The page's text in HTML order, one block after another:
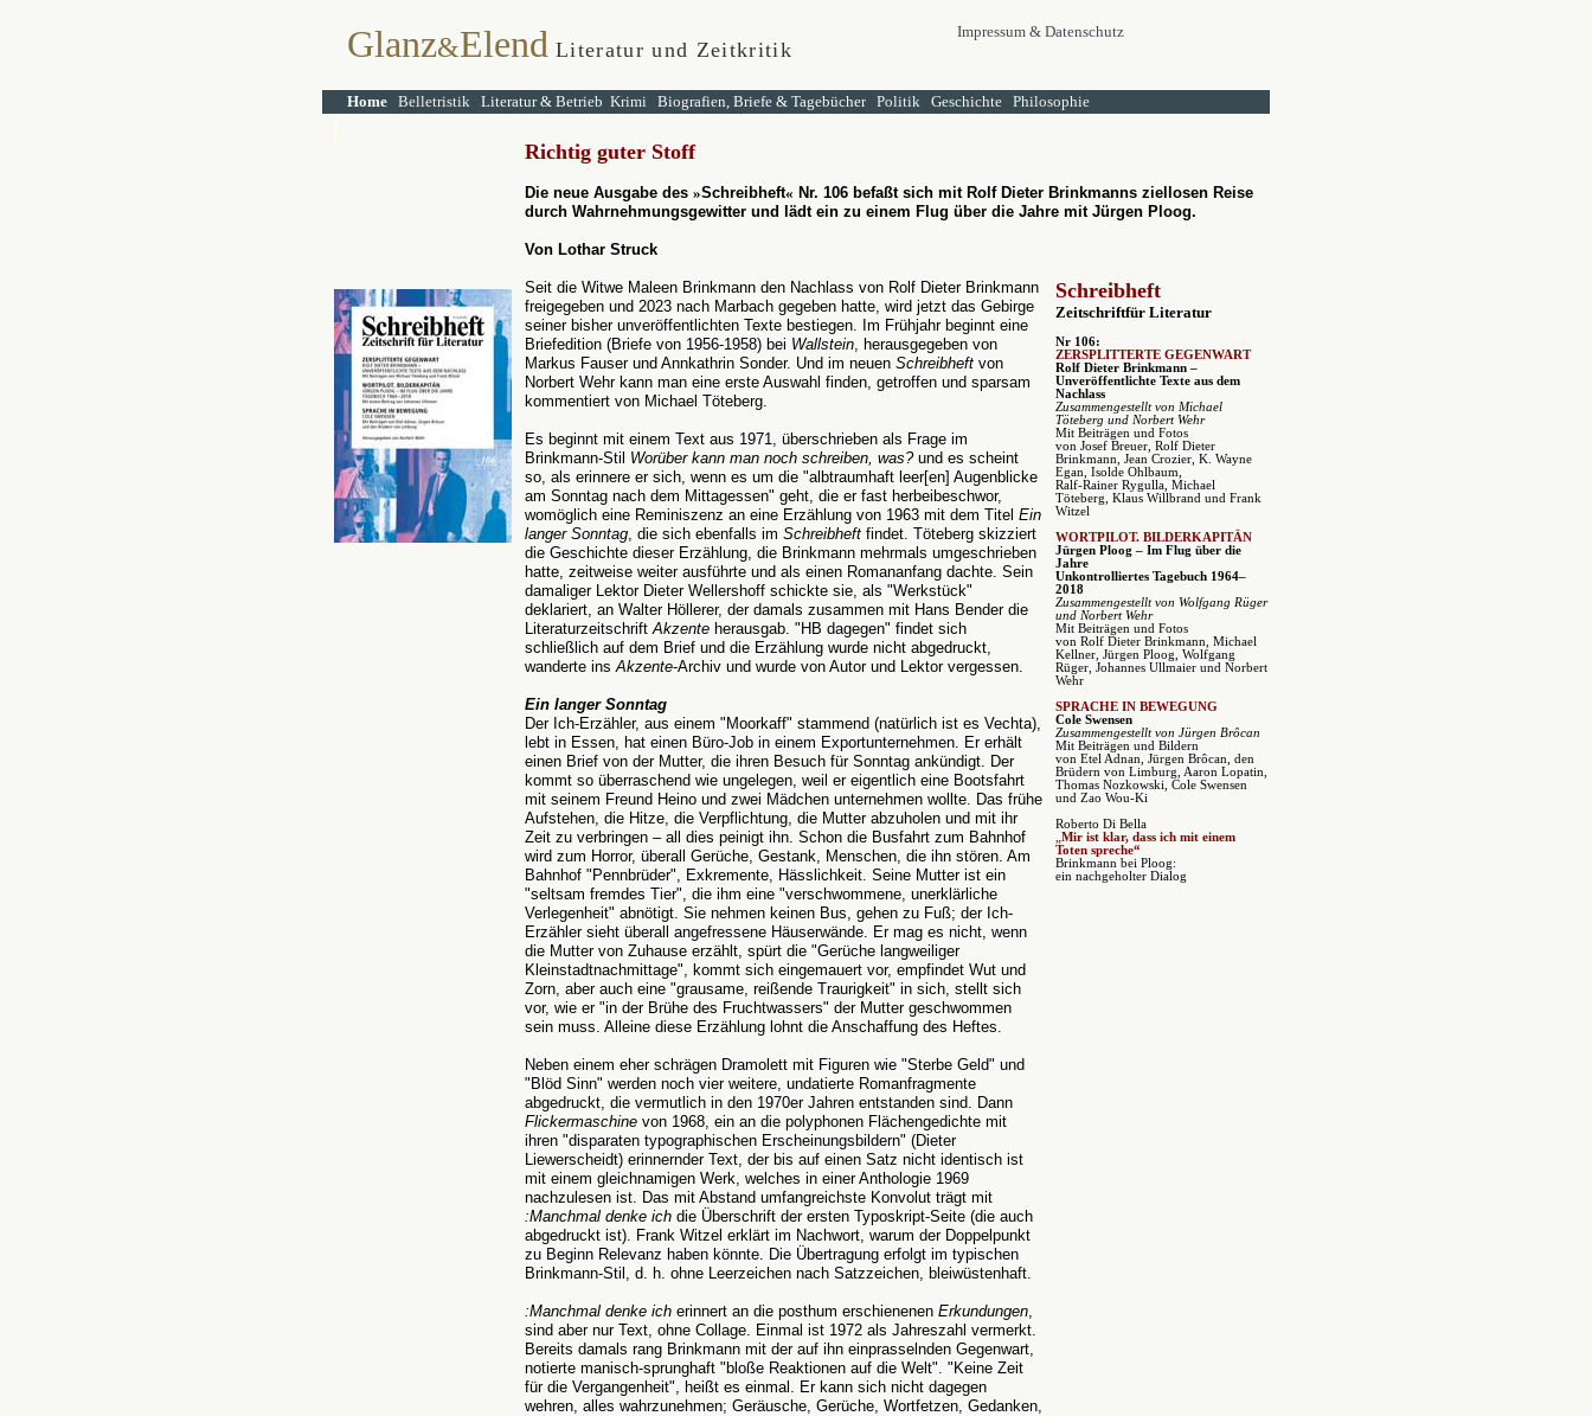
Glanz&Elend Literatur und Zeitkritik
Impressum & Datenschutz
Home Belletristik Literatur & Betrieb Krimi Biografien, Briefe & Tagebücher Politik Geschichte Philosophie
Richtig guter Stoff
Die neue Ausgabe des »Schreibheft« Nr. 106 befaßt sich mit Rolf Dieter Brinkmanns ziellosen Reise
durch Wahrnehmungsgewitter und lädt ein zu einem Flug über die Jahre mit Jürgen Ploog.
Von Lothar Struck
Seit die Witwe Maleen Brinkmann den Nachlass von Rolf Dieter Brinkmann
freigegeben und 2023 nach Marbach gegeben hatte, wird jetzt das Gebirge
seiner bisher unveröffentlichten Texte bestiegen. Im Frühjahr beginnt eine
Briefedition (Briefe von 1956-1958) bei Wallstein, herausgegeben von
Markus Fauser und Annkathrin Sonder. Und im neuen Schreibheft von
Norbert Wehr kann man eine erste Auswahl finden, getroffen und sparsam
kommentiert von Michael Töteberg.
Es beginnt mit einem Text aus 1971, überschrieben als Frage im
Brinkmann-Stil Worüber kann man noch schreiben, was?und es scheint
so, als erinnere er sich, wenn es um die "albtraumhaft leer[en] Augenblicke
am Sonntag nach dem Mittagessen" geht, die er fast herbeibeschwor,
womöglich eine Reminiszenz an eine Erzählung von 1963 mit dem Titel Ein
langer Sonntag, die sich ebenfalls im Schreibheft findet. Töteberg skizziert
die Geschichte dieser Erzählung, die Brinkmann mehrmals umgeschrieben
hatte, zeitweise weiter ausführte und als einen Romananfang dachte. Sein
damaliger Lektor Dieter Wellershoff schickte sie, als "Werkstück"
deklariert, an Walter Höllerer, der damals zusammen mit Hans Bender die
LiteraturzeitschriftAkzente herausgab. "HB dagegen" findet sich
schließlich auf dem Brief und die Erzählung wurde nicht abgedruckt,
wanderte insAkzente-Archiv und wurde von Autor und Lektor vergessen.
Ein langer Sonntag
Der Ich-Erzähler, aus einem "Moorkaff" stammend (natürlich ist es Vechta),
lebt in Essen, hat einen Büro-Job in einem Exportunternehmen. Er erhält
einen Brief von der Mutter, die ihren Besuch für Sonntag ankündigt. Der
kommt so überraschend wie ungelegen, weil er eigentlich eine Bootsfahrt
mit seinem Freund Heino und zwei Mädchen unternehmen wollte. Das frühe
Aufstehen, die Hitze, die Verpflichtung, die Mutter abzuholen und mit ihr
Zeit zu verbringen – all dies peinigt ihn. Schon die Busfahrt zum Bahnhof
wird zum Horror, überall Gerüche, Gestank, Menschen, die ihn stören. Am
Bahnhof "Pennbrüder", Exkremente, Hässlichkeit. Seine Mutter ist ein
"seltsam fremdes Tier", die ihm eine "verschwommene, unerklärliche
Verlegenheit" abnötigt. Sie nehmen keinen Bus, gehen zu Fuß; der Ich-
Erzähler sieht überall angefressene Häuserwände. Er mag es nicht, wenn
die Mutter von Zuhause erzählt, spürt die "Gerüche langweiliger
Kleinstadtnachmittage", kommt sich eingemauert vor, empfindet Wut und
Zorn, aber auch eine "grausame, reißende Traurigkeit" in sich, stellt sich
vor, wie er "in der Brühe des Fruchtwassers" der Mutter geschwommen
sein muss. Alleine diese Erzählung lohnt die Anschaffung des Heftes.
Neben einem eher schrägen Dramolett mit Figuren wie "Sterbe Geld" und
"Blöd Sinn" werden noch vier weitere, undatierte Romanfragmente
abgedruckt, die vermutlich in den 1970er Jahren entstanden sind. Dann
Flickermaschine von 1968, ein an die polyphonen Flächengedichte mit
ihren "disparaten typographischen Erscheinungsbildern" (Dieter
Liewerscheidt) erinnernder Text, der bis auf einen Satz nicht identisch ist
mit einem gleichnamigen Werk, welches in einer Anthologie 1969
nachzulesen ist. Das mit Abstand umfangreichste Konvolut trägt mit
:Manchmal denke ich die Überschrift der ersten Typoskript-Seite (die auch
abgedruckt ist). Frank Witzel erklärt im Nachwort, warum der Doppelpunkt
zu Beginn Relevanz haben könnte. Die Übertragung erfolgt im typischen
Brinkmann-Stil, d. h. ohne Leerzeichen nach Satzzeichen, bleiwüstenhaft.
:Manchmal denke ich erinnert an die posthum erschienenen Erkundungen,
sind aber nur Text, ohne Collage. Einmal ist 1972 als Jahreszahl vermerkt.
Bereits damals rang Brinkmann mit der auf ihn einprasselnden Gegenwart,
notierte manisch-sprunghaft "bloße Reaktionen auf die Welt". "Keine Zeit
für die Vergangenheit", heißt es einmal. Er kann sich nicht dagegen
wehren, alles wahrzunehmen; Geräusche, Gerüche, Wortfetzen, Gedanken,
Schreibheft
Zeitschriftfür Literatur
Nr 106:
ZERSPLITTERTE GEGENWART
Rolf Dieter Brinkmann –
Unveröffentlichte Texte aus dem
Nachlass
Zusammengestellt von Michael
Töteberg und Norbert Wehr
Mit Beiträgen und Fotos
von Josef Breuer, Rolf Dieter
Brinkmann, Jean Crozier, K. Wayne
Egan, Isolde Ohlbaum,
Ralf-Rainer Rygulla, Michael
Töteberg, Klaus Willbrand und Frank
Witzel
WORTPILOT. BILDERKAPITÄN
Jürgen Ploog – Im Flug über die
Jahre
Unkontrolliertes Tagebuch 1964–
2018
Zusammengestellt von Wolfgang Rüger
und Norbert Wehr
Mit Beiträgen und Fotos
von Rolf Dieter Brinkmann, Michael
Kellner, Jürgen Ploog, Wolfgang
Rüger, Johannes Ullmaier und Norbert
Wehr
SPRACHE IN BEWEGUNG
Cole Swensen
Zusammengestellt von Jürgen Brôcan
Mit Beiträgen und Bildern
von Etel Adnan, Jürgen Brôcan, den
Brüdern von Limburg, Aaron Lopatin,
Thomas Nozkowski, Cole Swensen
und Zao Wou-Ki
Roberto Di Bella
Mir ist klar, dass ich mit einem
Toten spreche“
Brinkmann bei Ploog:
ein nachgeholter Dialog